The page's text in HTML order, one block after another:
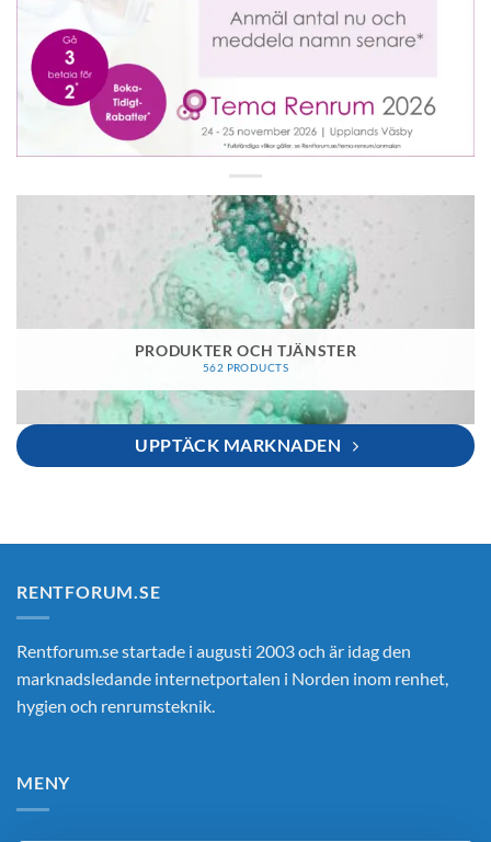
PRODUKTER OCH TJÄNSTER
562 PRODUCTS
UPPTÄCK MARKNADEN
RENTFORUM.SE
Rentforum.se startade i augusti 2003 och är idag den
marknadsledande internetportalen i Norden inom renhet,
hygien och renrumsteknik.
MENY